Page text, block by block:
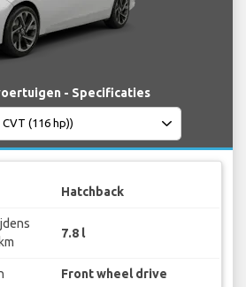
- Specificaties
Hatchback
7.8 l
Front wheel drive